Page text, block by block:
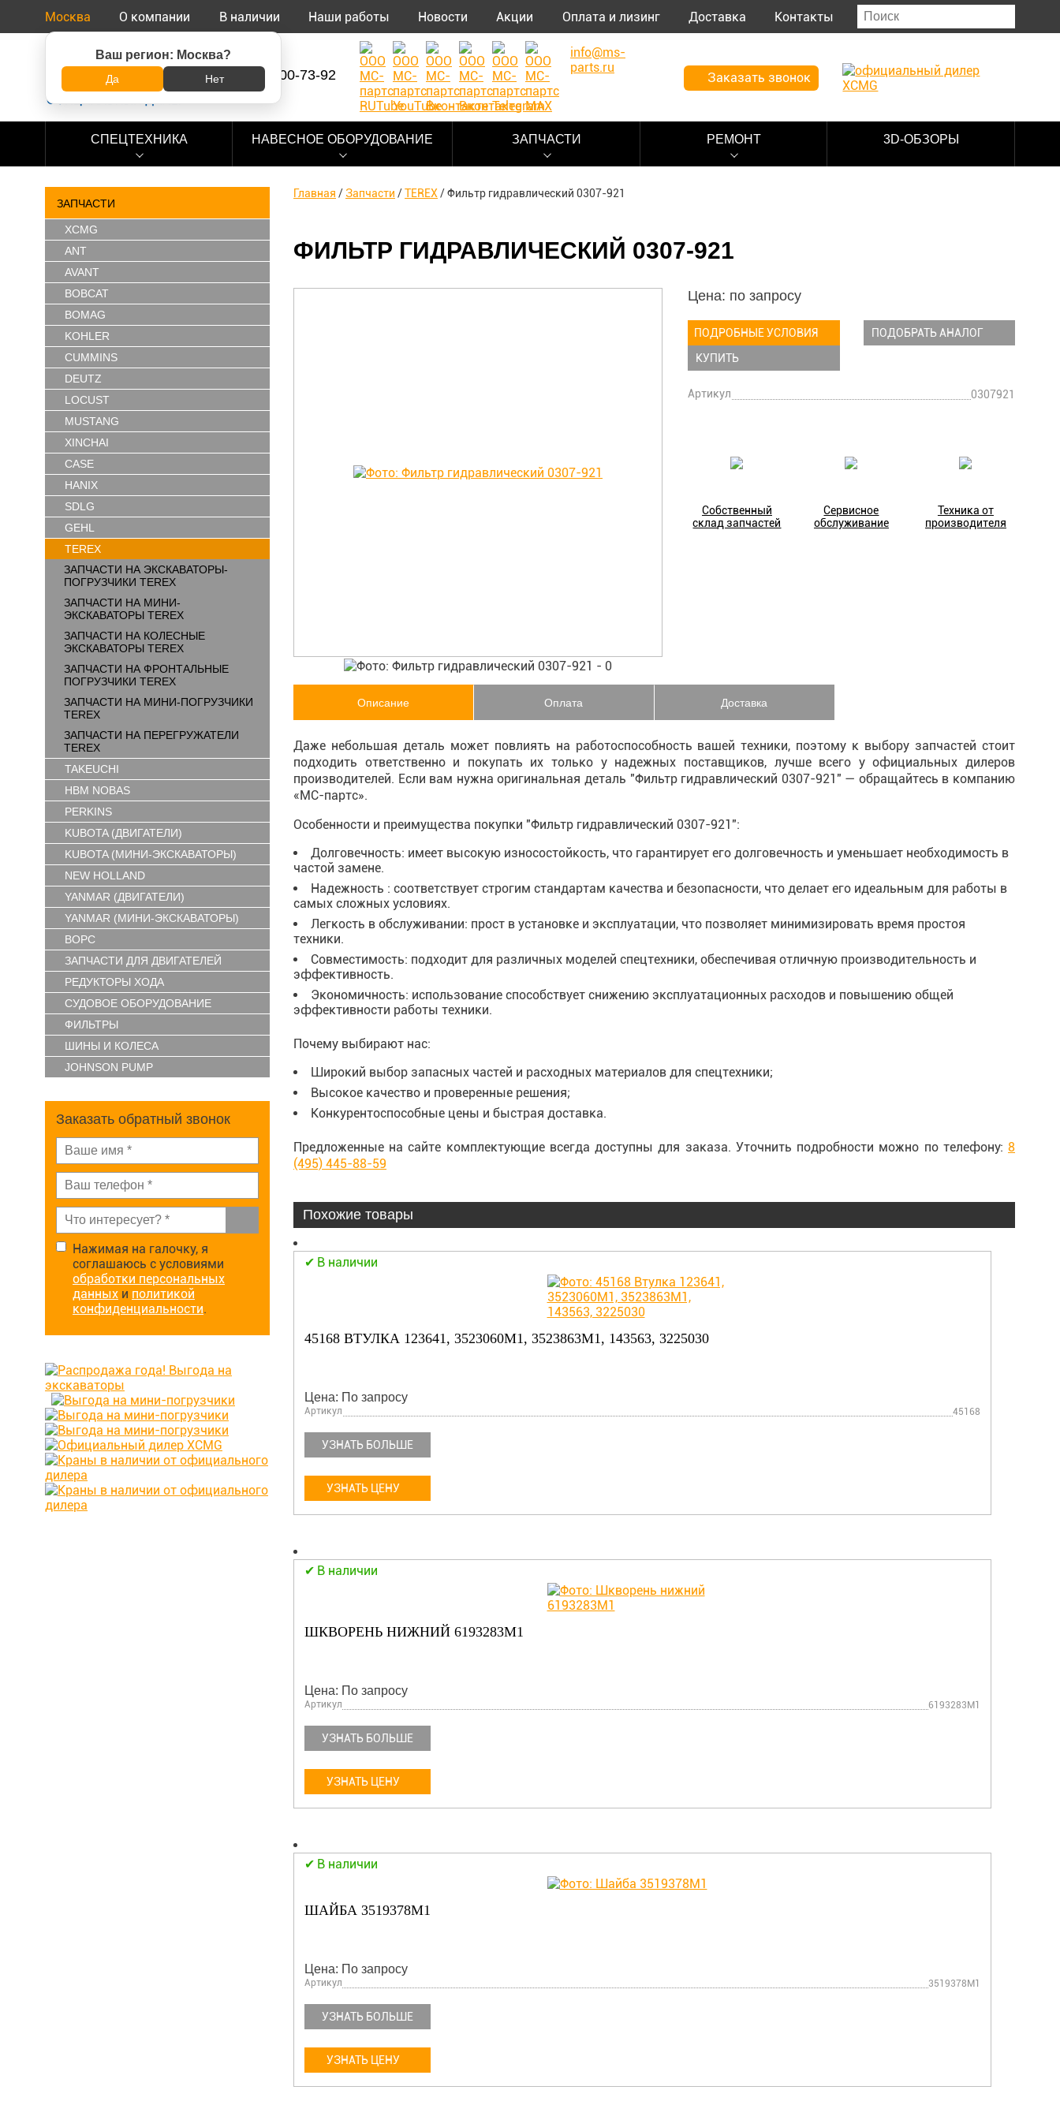
Москва
Ваш регион: Москва?
Да Нет
О компании В наличии Наши работы Новости Акции Оплата и лизинг Доставка Контакты
8 (800) 500-73-92
info@ms-
parts.ru
Заказать звонок
СПЕЦТЕХНИКА НАВЕСНОЕ ОБОРУДОВАНИЕ ЗАПЧАСТИ РЕМОНТ 3D-ОБЗОРЫ
ЗАПЧАСТИ
XCMG
ANT
AVANT
BOBCAT
BOMAG
KOHLER
CUMMINS
DEUTZ
LOCUST
MUSTANG
XINCHAI
CASE
HANIX
SDLG
GEHL
TEREX
ЗАПЧАСТИ НА ЭКСКАВАТОРЫ-
ПОГРУЗЧИКИ TEREX
ЗАПЧАСТИ НА МИНИ-
ЭКСКАВАТОРЫ TEREX
ЗАПЧАСТИ НА КОЛЕСНЫЕ
ЭКСКАВАТОРЫ TEREX
ЗАПЧАСТИ НА ФРОНТАЛЬНЫЕ
ПОГРУЗЧИКИ TEREX
ЗАПЧАСТИ НА МИНИ-ПОГРУЗЧИКИ
TEREX
ЗАПЧАСТИ НА ПЕРЕГРУЖАТЕЛИ
TEREX
TAKEUCHI
HBM NOBAS
PERKINS
KUBOTA (ДВИГАТЕЛИ)
KUBOTA (МИНИ-ЭКСКАВАТОРЫ)
NEW HOLLAND
YANMAR (ДВИГАТЕЛИ)
YANMAR (МИНИ-ЭКСКАВАТОРЫ)
ВОРС
ЗАПЧАСТИ ДЛЯ ДВИГАТЕЛЕЙ
РЕДУКТОРЫ ХОДА
СУДОВОЕ ОБОРУДОВАНИЕ
ФИЛЬТРЫ
ШИНЫ И КОЛЕСА
JOHNSON PUMP
Заказать обратный звонок
Нажимая на галочку, я
соглашаюсь с условиями
обработки персональных
данных и политикой
конфиденциальности.
Главная / Запчасти /TEREX/Фильтр гидравлический 0307-921
ФИЛЬТР ГИДРАВЛИЧЕСКИЙ 0307-921
Цена: по запросу
ПОДРОБНЫЕ УСЛОВИЯ
ПОДОБРАТЬ АНАЛОГ
КУПИТЬ
Артикул 0307921
Собственный
склад запчастей
Сервисное
обслуживание
Техника от
производителя
Описание Оплата Доставка
Даже небольшая деталь может повлиять на работоспособность вашей техники, поэтому к выбору запчастей стоит
подходить ответственно и покупать их только у надежных поставщиков, лучше всего у официальных дилеров
производителей. Если вам нужна оригинальная деталь "Фильтр гидравлический 0307-921" — обращайтесь в компанию
«МС-партс».
Особенности и преимущества покупки "Фильтр гидравлический 0307-921":
Долговечность: имеет высокую износостойкость, что гарантирует его долговечность и уменьшает необходимость в
частой замене.
Надежность : соответствует строгим стандартам качества и безопасности, что делает его идеальным для работы в
самых сложных условиях.
Легкость в обслуживании: прост в установке и эксплуатации, что позволяет минимизировать время простоя
техники.
Совместимость: подходит для различных моделей спецтехники, обеспечивая отличную производительность и
эффективность.
Экономичность: использование способствует снижению эксплуатационных расходов и повышению общей
эффективности работы техники.
Почему выбирают нас:
Широкий выбор запасных частей и расходных материалов для спецтехники;
Высокое качество и проверенные решения;
Конкурентоспособные цены и быстрая доставка.
Предложенные на сайте комплектующие всегда доступны для заказа. Уточнить подробности можно по телефону: 8
(495) 445-88-59
Похожие товары
В наличии
45168 ВТУЛКА 123641, 3523060M1, 3523863M1, 143563, 3225030
Цена: По запросу
Артикул 45168
УЗНАТЬ БОЛЬШЕ
УЗНАТЬ ЦЕНУ
В наличии
ШКВОРЕНЬ НИЖНИЙ 6193283M1
Цена: По запросу
Артикул 6193283M1
УЗНАТЬ БОЛЬШЕ
УЗНАТЬ ЦЕНУ
В наличии
ШАЙБА 3519378M1
Цена: По запросу
Артикул 3519378M1
УЗНАТЬ БОЛЬШЕ
УЗНАТЬ ЦЕНУ